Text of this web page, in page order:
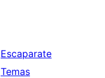
Escaparate
Temas